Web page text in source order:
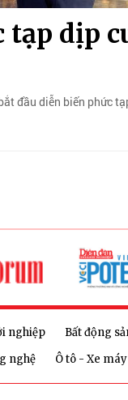
tạp dịp
đầu diễn biến phức
nghiệp Bất động
nghệ
Ô tô - Xe máy